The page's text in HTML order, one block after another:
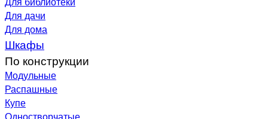
Для дачи
Для дома
Шкафы
По конструкции
Модульные
Распашные
Купе